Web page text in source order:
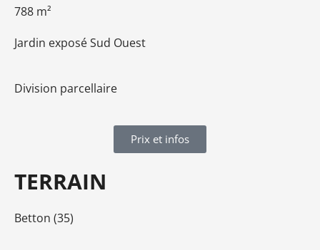
788 m²
Jardin exposé Sud Ouest
Division parcellaire
Prix et infos
TERRAIN
Betton (35)